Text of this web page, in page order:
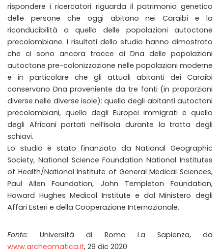
rispondere i ricercatori riguarda il patrimonio genetico
delle persone che oggi abitano nei Caraibi e la
riconducibilità a quello delle popolazioni autoctone
precolombiane. I risultati dello studio hanno dimostrato
che ci sono ancora tracce di Dna delle popolazioni
autoctone pre-colonizzazione nelle popolazioni moderne
e in particolare che gli attuali abitanti dei Caraibi
conservano Dna proveniente da tre fonti (in proporzioni
diverse nelle diverse isole): quello degli abitanti autoctoni
precolombiani, quello degli Europei immigrati e quello
degli Africani portati nell’isola durante la tratta degli
schiavi.
Lo studio è stato finanziato da National Geographic
Society, National Science Foundation National Institutes
of Health/National Institute of General Medical Sciences,
Paul Allen Foundation, John Templeton Foundation,
Howard Hughes Medical Institute e dal Ministero degli
Affari Esteri e della Cooperazione Internazionale.
Fonte: Università di Roma La Sapienza, da
www.archeomatica.it, 29 dic 2020